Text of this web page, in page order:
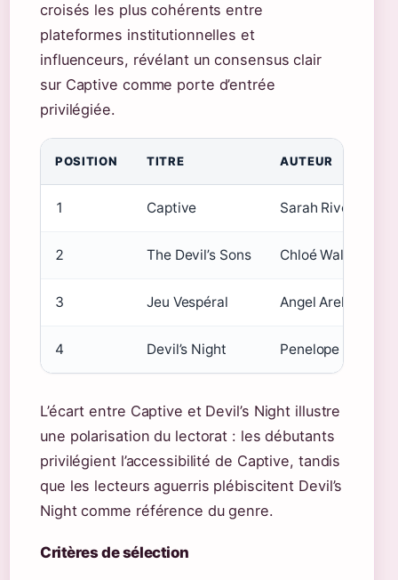
croisés les plus cohérents entre
plateformes institutionnelles et
influenceurs, révélant un consensus clair
sur Captive comme porte d’entrée
privilégiée.
POSITION TITRE AUTEUR
1 Captive Sarah Rivens
2 The Devil’s Sons Chloé Wallerand
3 Jeu Vespéral Angel Arekin
4 Devil’s Night Penelope Douglas
L’écart entre Captive et Devil’s Night illustre
une polarisation du lectorat : les débutants
privilégient l’accessibilité de Captive, tandis
que les lecteurs aguerris plébiscitent Devil’s
Night comme référence du genre.
Critères de sélection